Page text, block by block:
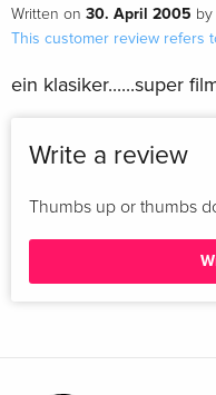
Written on 30. April 2005 by
This customer review refers
ein klasiker......super
Write a review
Thumbs up or thumbs